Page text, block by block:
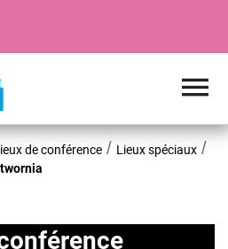
de conférence
Lieux spéciaux